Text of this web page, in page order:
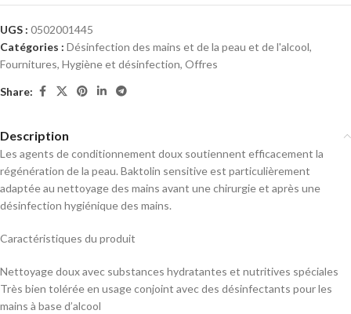
UGS : 0502001445
Catégories : Désinfection des mains et de la peau et de l'alcool,
Fournitures, Hygiène et désinfection, Offres
Share:
Description
Les agents de conditionnement doux soutiennent efficacement la
régénération de la peau. Baktolin sensitive est particulièrement
adaptée au nettoyage des mains avant une chirurgie et après une
désinfection hygiénique des mains.
Caractéristiques du produit
Nettoyage doux avec substances hydratantes et nutritives spéciales
Très bien tolérée en usage conjoint avec des désinfectants pour les
mains à base d’alcool